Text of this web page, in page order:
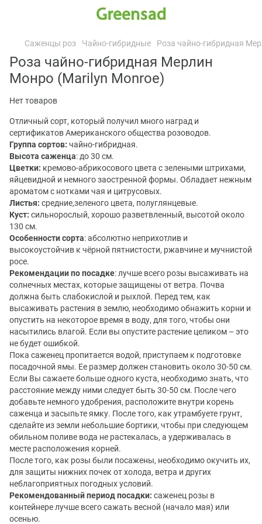
Саженцы роз Чайно-гибридные Роза чайно-гибридная
Роза чайно-гибридная Мерлин
Монро (Marilyn Monroe)
Нет товаров
Отличный сорт, который получил много наград и
сертификатов Американского общества розоводов.
Группа сортов: чайно-гибридная.
Высота саженца: до 30 см.
Цветки: кремово-абрикосового цвета с зелеными штрихами,
яйцевидной и немного заостренной формы. Обладает нежным
ароматом с нотками чая и цитрусовых.
Листья: средние,зеленого цвета, полуглянцевые.
Куст: сильнорослый, хорошо разветвленный, высотой около
130 см.
Особенности сорта: абсолютно неприхотлив и
высокоустойчив к чёрной пятнистости, ржавчине и мучнистой
росе.
Рекомендации по посадке: лучше всего розы высаживать на
солнечных местах, которые защищены от ветра. Почва
должна быть слабокислой и рыхлой. Перед тем, как
высаживать растения в землю, необходимо обнажить корни и
опустить на некоторое время в воду, для того, чтобы они
насытились влагой. Если вы опустите растение целиком – это
не будет ошибкой.
Пока саженец пропитается водой, приступаем к подготовке
посадочной ямы. Ее размер должен становить около 30-50 см.
Если Вы сажаете больше одного куста, необходимо знать, что
расстояние между ними следует быть 30-50 см. После чего
добавьте немного удобрения, расположите внутри корень
саженца и засыпьте ямку. После того, как утрамбуете грунт,
сделайте из земли небольшие бортики, чтобы при следующем
обильном поливе вода не растекалась, а удерживалась в
месте расположения корней.
После того, как розы были посажены, необходимо окучить их,
для защиты нижних почек от холода, ветра и других
неблагоприятных погодных условий.
Рекомендованный период посадки: саженец розы в
контейнере лучше всего сажать весной (начало мая) или
осенью.